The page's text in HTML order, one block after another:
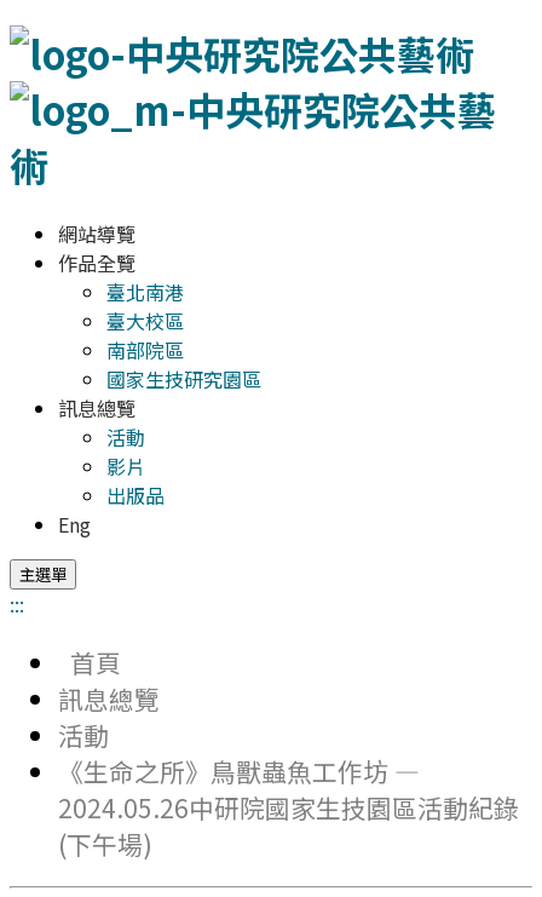
網站導覽
作品全覽
臺北南港
臺大校區
南部院區
國家生技研究園區
訊息總覽
活動
影片
出版品
Eng
主選單
:::
首頁
訊息總覽
活動
《生命之所》鳥獸蟲魚工作坊 —
2024.05.26中研院國家生技園區活動紀錄
(下午場)